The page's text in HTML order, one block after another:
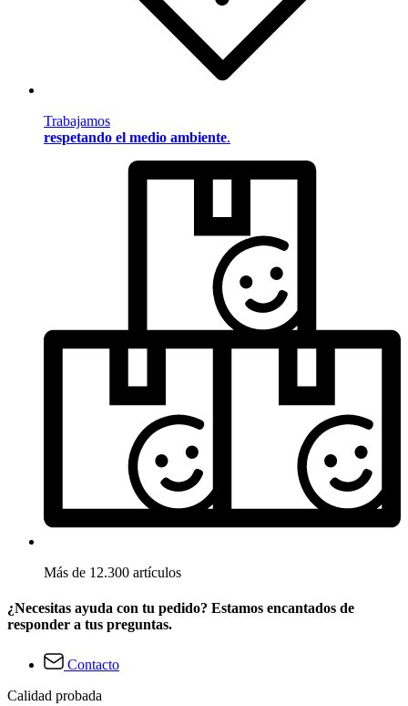
Trabajamos
respetando el medio ambiente.
Más de 12.300 artículos
¿Necesitas ayuda con tu pedido? Estamos encantados de
responder a tus preguntas.
Contacto
Calidad probada